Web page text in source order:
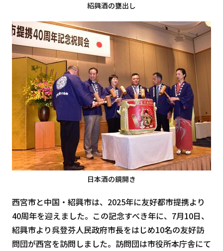
紹興酒の甕出し
日本酒の鏡開き
西宮市と中国・紹興市は、2025年に友好都市提携より
40周年を迎えました。この記念すべき年に、7月10日、
紹興市より呉登芬人民政府市長をはじめ10名の友好訪
問団が西宮を訪問しました。訪問団は市役所本庁舎にて